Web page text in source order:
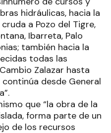
hidráulicas, hacia la
a Pozo del Tigre,
Ibarreta, Palo
también hacia la
todas las
Zalazar hasta
desde General
que “la obra de la
forma parte de un
de los recursos